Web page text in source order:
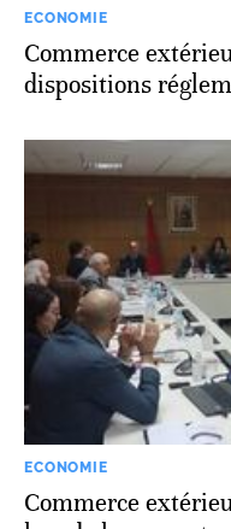
ECONOMIE
Commerce
dispositions
ECONOMIE
Commerce